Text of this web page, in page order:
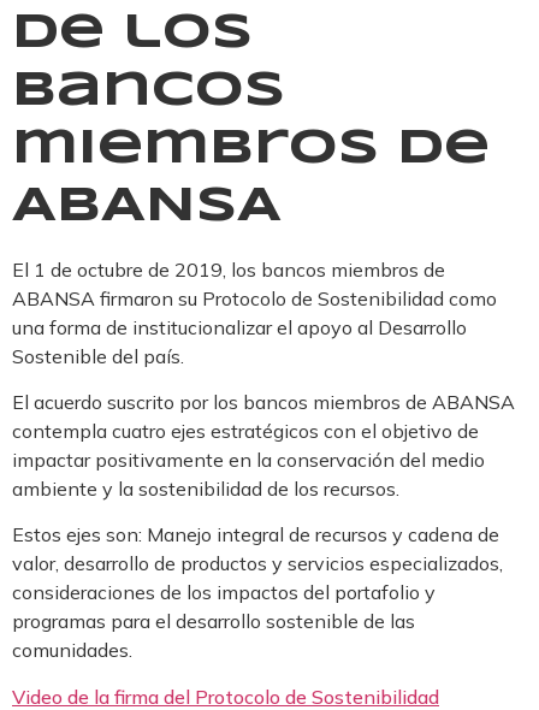
de los
bancos
miembros de
ABANSA
El 1 de octubre de 2019, los bancos miembros de
ABANSA firmaron su Protocolo de Sostenibilidad como
una forma de institucionalizar el apoyo al Desarrollo
Sostenible del país.
El acuerdo suscrito por los bancos miembros de ABANSA
contempla cuatro ejes estratégicos con el objetivo de
impactar positivamente en la conservación del medio
ambiente y la sostenibilidad de los recursos.
Estos ejes son: Manejo integral de recursos y cadena de
valor, desarrollo de productos y servicios especializados,
consideraciones de los impactos del portafolio y
programas para el desarrollo sostenible de las
comunidades.
Video de la firma del Protocolo de Sostenibilidad